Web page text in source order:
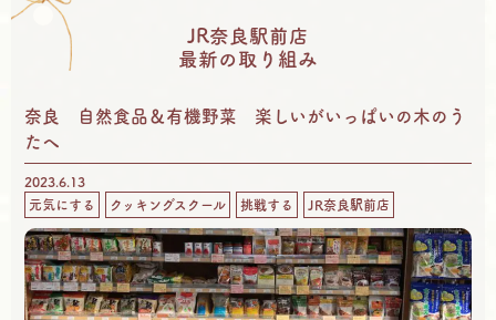
JR奈良駅前店
最新の取り組み
奈良 自然食品＆有機野菜 楽しいがいっぱいの木のう
たへ
2023.6.13
元気にする
クッキングスクール 挑戦する JR奈良駅前店